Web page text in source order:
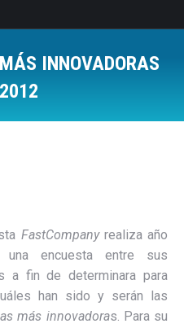
INNOVADORAS
FastCompanyrealiza año
encuesta entre sus
a fin de determinara para
han sido y serán las
más innovadoras. Para su